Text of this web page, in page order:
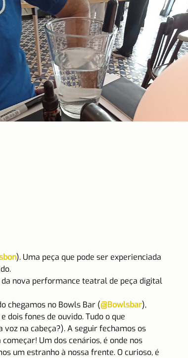
). Uma peça que pode ser experienciada
nova performance teatral de peça digital
chegamos no Bowls Bar (@Bowlsbar),
dois fones de ouvido. Tudo o que
na cabeça?). A seguir fechamos os
Um dos cenários, é onde nos
um estranho à nossa frente. O curioso, é